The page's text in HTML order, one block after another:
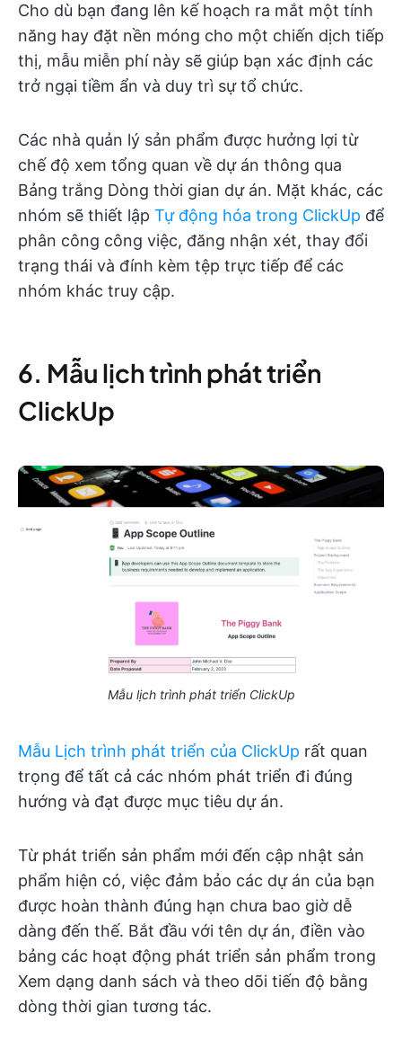
Cho dù bạn đang lên kế hoạch ra mắt một tính
năng hay đặt nền móng cho một chiến dịch tiếp
thị, mẫu miễn phí này sẽ giúp bạn xác định các
trở ngại tiềm ẩn và duy trì sự tổ chức.
Các nhà quản lý sản phẩm được hưởng lợi từ
chế độ xem tổng quan về dự án thông qua
Bảng trắng Dòng thời gian dự án. Mặt khác, các
nhóm sẽ thiết lập Tự động hóa trong ClickUp để
phân công công việc, đăng nhận xét, thay đổi
trạng thái và đính kèm tệp trực tiếp để các
nhóm khác truy cập.
6. Mẫu lịch trình phát triển
ClickUp
Mẫu lịch trình phát triển ClickUp
Mẫu Lịch trình phát triển của ClickUp rất quan
trọng để tất cả các nhóm phát triển đi đúng
hướng và đạt được mục tiêu dự án.
Từ phát triển sản phẩm mới đến cập nhật sản
phẩm hiện có, việc đảm bảo các dự án của bạn
được hoàn thành đúng hạn chưa bao giờ dễ
dàng đến thế. Bắt đầu với tên dự án, điền vào
bảng các hoạt động phát triển sản phẩm trong
Xem dạng danh sách và theo dõi tiến độ bằng
dòng thời gian tương tác.